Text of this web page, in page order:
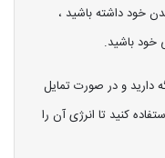
خود داشته باشید ،
خود باشید.
دارید و در صورت تمایل
کنید تا انرژی آن را